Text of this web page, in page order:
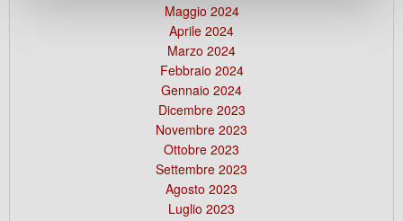
Maggio 2024
Aprile 2024
Marzo 2024
Febbraio 2024
Gennaio 2024
Dicembre 2023
Novembre 2023
Ottobre 2023
Settembre 2023
Agosto 2023
Luglio 2023